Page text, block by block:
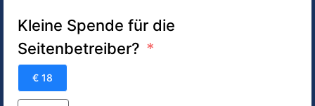
Kleine Spende für die
Seitenbetreiber?
€ 18